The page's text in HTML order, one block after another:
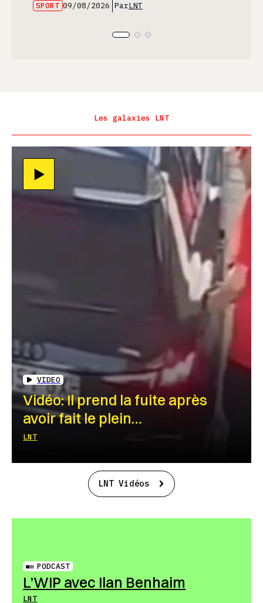
SPORT 09/08/2026 ParLNT
Les galaxies LNT
VIDEO
Vidéo: Il prend la fuite après
avoir fait le plein…
LNT
LNT Vidéos
PODCAST
L’WIP avec Ilan Benhaim
LNT